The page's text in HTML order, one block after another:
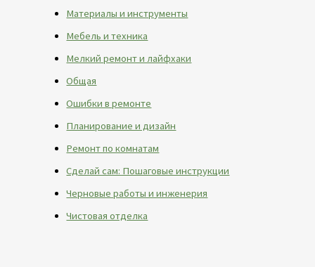
Материалы и инструменты
Мебель и техника
Мелкий ремонт и лайфхаки
Общая
Ошибки в ремонте
Планирование и дизайн
Ремонт по комнатам
Сделай сам: Пошаговые инструкции
Черновые работы и инженерия
Чистовая отделка